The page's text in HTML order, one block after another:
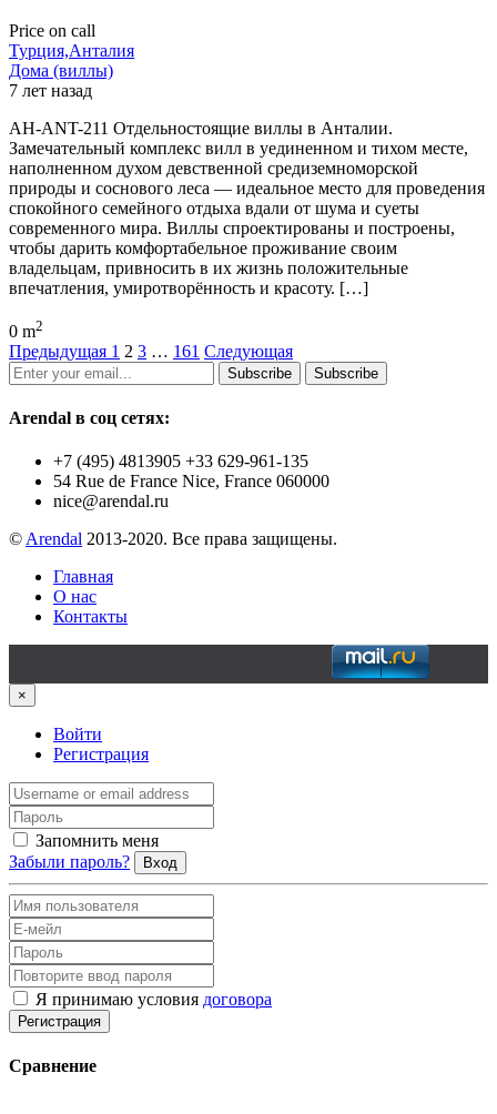
Price on call
Турция,Анталия
Дома (виллы)
7 лет назад
AH-ANT-211 Отдельностоящие виллы в Анталии.
Замечательный комплекс вилл в уединенном и тихом месте,
наполненном духом девственной средиземноморской
природы и соснового леса — идеальное место для проведения
спокойного семейного отдыха вдали от шума и суеты
современного мира. Виллы спроектированы и построены,
чтобы дарить комфортабельное проживание своим
владельцам, привносить в их жизнь положительные
впечатления, умиротворённость и красоту. […]
0 m2
Предыдущая 1 2 3 … 161 Следующая
Subscribe Subscribe
Arendal в соц сетях:
+7 (495) 4813905 +33 629-961-135
54 Rue de France Nice, France 060000
nice@arendal.ru
© Arendal 2013-2020. Все права защищены.
Главная
О нас
Контакты
×
Войти
Регистрация
Запомнить меня
Забыли пароль?
Вход
Я принимаю условия договора
Регистрация
Сравнение